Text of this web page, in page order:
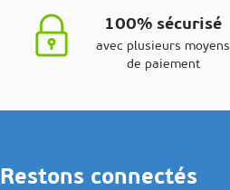
100% sécurisé
avec plusieurs moyens
de paiement
Restons connectés